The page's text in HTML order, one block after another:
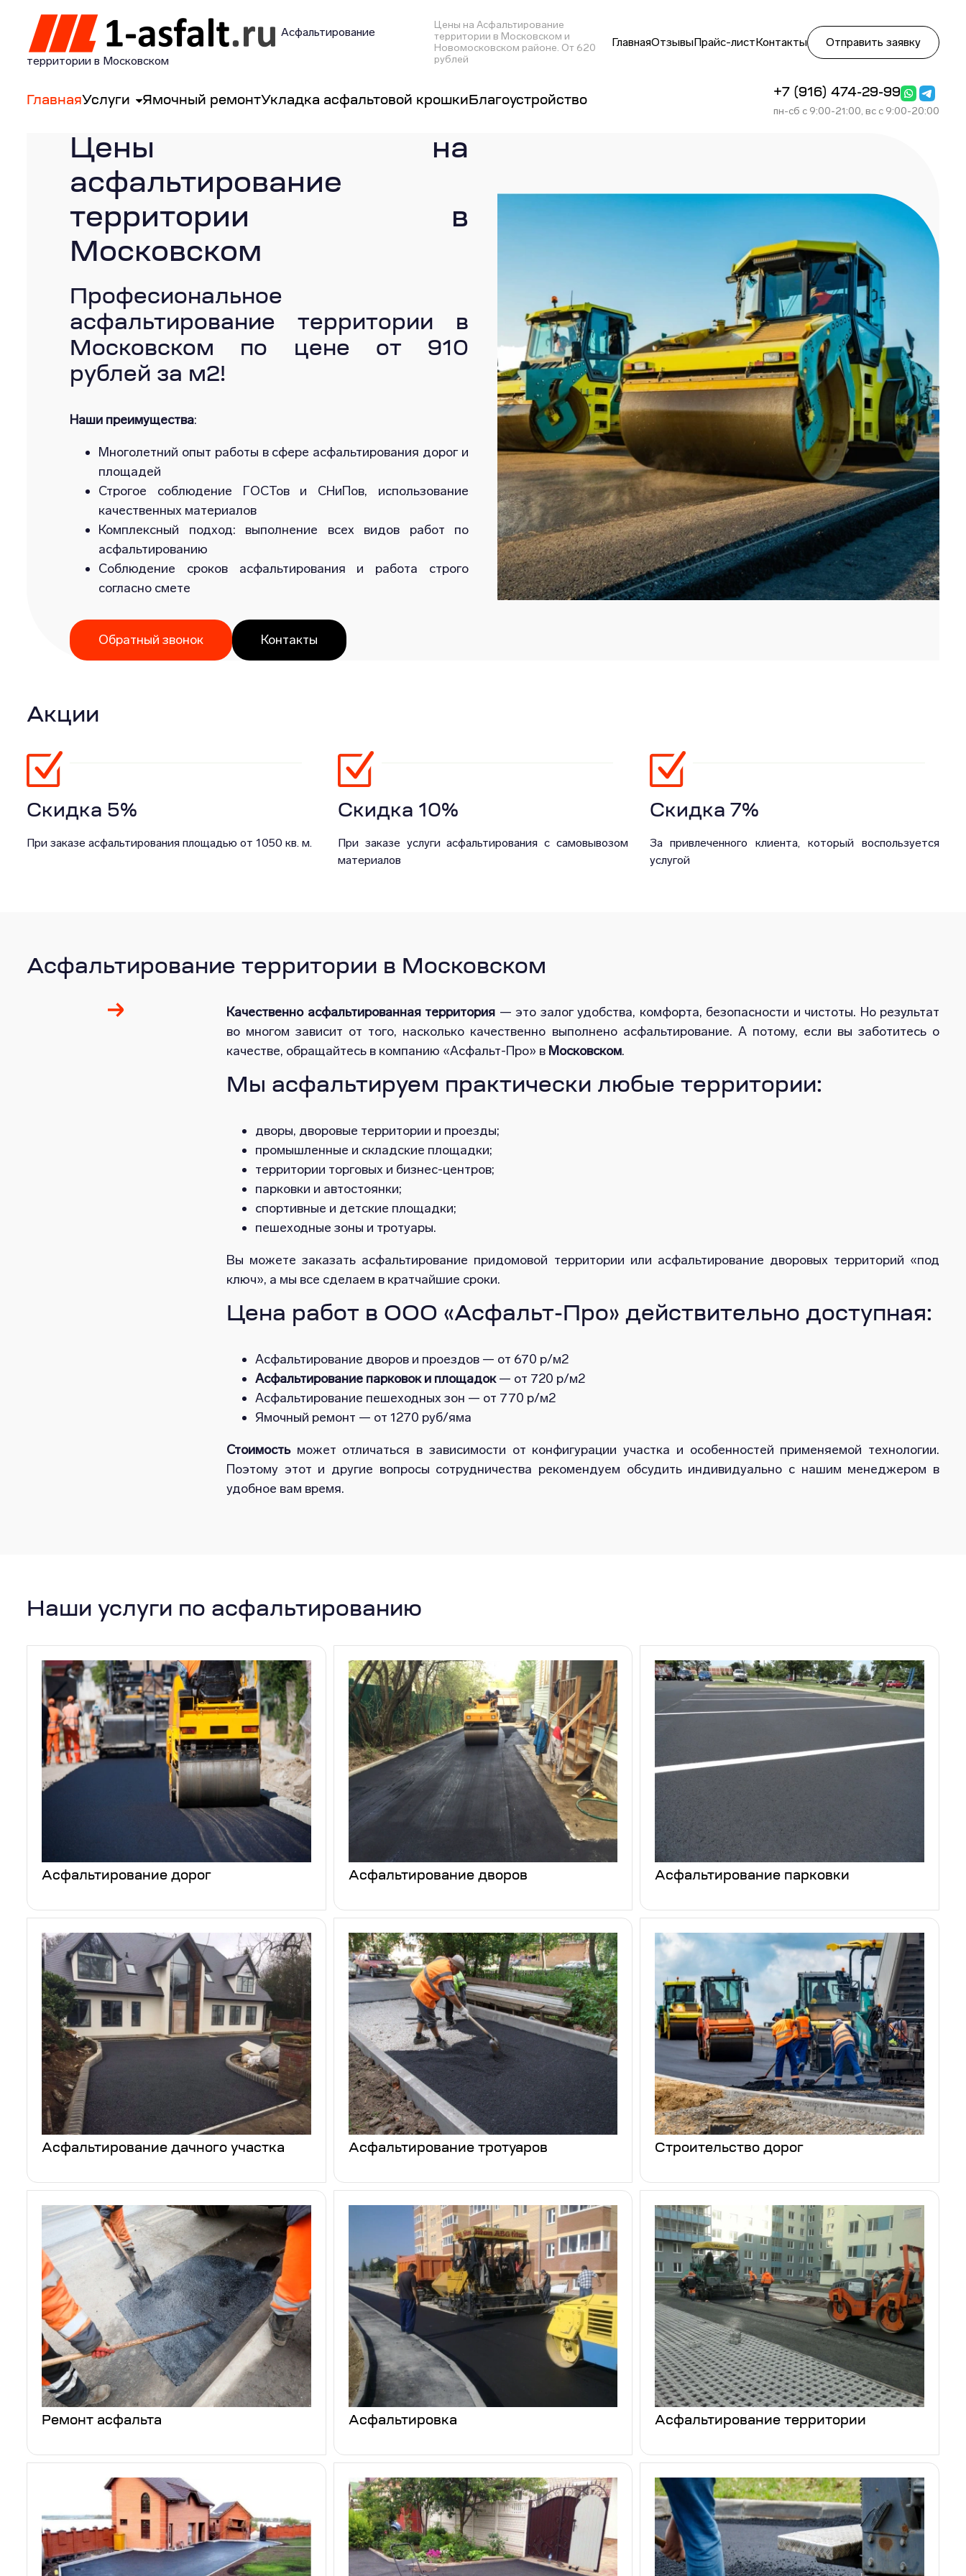
Асфальтирование
территории в Московском
Цены на Асфальтирование
территории в Московском и
Новомосковском районе. От 620
рублей
ГлавнаяОтзывыПрайс-листКонтакты Отправить заявку
ГлавнаяУслуги Ямочный ремонтУкладка асфальтовой крошки Благоустройство
+7 (916) 474-29-99
пн-сб с 9:00-21:00, вс с 9:00-20:00
Цены на
асфальтирование
территории в
Московском
Професиональное
асфальтирование территории в
Московском по цене от 910
рублей за м2!
Наши преимущества:
Многолетний опыт работы в сфере асфальтирования дорог и
площадей
Строгое соблюдение ГОСТов и СНиПов, использование
качественных материалов
Комплексный подход: выполнение всех видов работ по
асфальтированию
Соблюдение сроков асфальтирования и работа строго
согласно смете
Обратный звонок Контакты
Акции
Скидка 5%
При заказе асфальтирования площадью от 1050 кв. м.
Скидка 10%
При заказе услуги асфальтирования с самовывозом
материалов
Скидка 7%
За привлеченного клиента, который воспользуется
услугой
Асфальтирование территории в Московском
Качественно асфальтированная территория — это залог удобства, комфорта, безопасности и чистоты. Но результат
во многом зависит от того, насколько качественно выполнено асфальтирование. А потому, если вы заботитесь о
качестве, обращайтесь в компанию «Асфальт-Про» в Московском.
Мы асфальтируем практически любые территории:
дворы, дворовые территории и проезды;
промышленные и складские площадки;
территории торговых и бизнес-центров;
парковки и автостоянки;
спортивные и детские площадки;
пешеходные зоны и тротуары.
Вы можете заказать асфальтирование придомовой территории или асфальтирование дворовых территорий «под
ключ», а мы все сделаем в кратчайшие сроки.
Цена работ в ООО «Асфальт-Про» действительно доступная:
Асфальтирование дворов и проездов — от 670 р/м2
Асфальтирование парковок и площадок— от 720 р/м2
Асфальтирование пешеходных зон — от 770 р/м2
Ямочный ремонт — от 1270 руб/яма
Стоимостьможет отличаться в зависимости от конфигурации участка и особенностей применяемой технологии.
Поэтому этот и другие вопросы сотрудничества рекомендуем обсудить индивидуально с нашим менеджером в
удобное вам время.
Наши услуги по асфальтированию
Асфальтирование дорог Асфальтирование дворов Асфальтирование парковки
Асфальтирование дачного участка Асфальтирование тротуаров Строительство дорог
Ремонт асфальта Асфальтировка Асфальтирование территории